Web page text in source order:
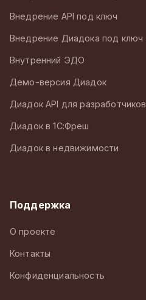
Внедрение API под ключ
Внедрение Диадока под ключ
Внутренний ЭДО
Демо-версия Диадок
Диадок API для разработчиков
Диадок в 1С:Фреш
Диадок в недвижимости
Поддержка
О проекте
Контакты
Конфиденциальность